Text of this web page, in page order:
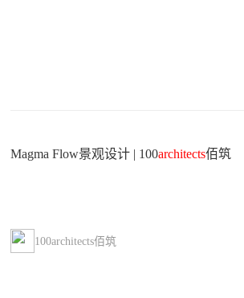
Magma Flow景观设计 | 100architects佰筑
100architects佰筑